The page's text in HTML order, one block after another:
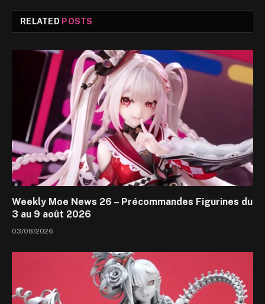
RELATED POSTS
Weekly Moe News 26 – Précommandes Figurines du
3 au 9 août 2026
03/08/2026